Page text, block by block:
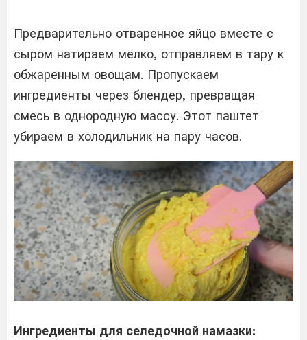
Предварительно отваренное яйцо вместе с
сыром натираем мелко, отправляем в тару к
обжаренным овощам. Пропускаем
ингредиенты через блендер, превращая
смесь в однородную массу. Этот паштет
убираем в холодильник на пару часов.
Ингредиенты для селедочной намазки: